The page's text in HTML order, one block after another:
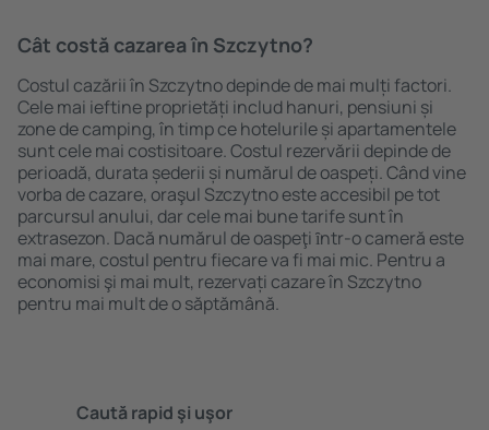
Cât costă cazarea în Szczytno?
Costul cazării în Szczytno depinde de mai mulți factori.
Cele mai ieftine proprietăți includ hanuri, pensiuni și
zone de camping, în timp ce hotelurile și apartamentele
sunt cele mai costisitoare. Costul rezervării depinde de
perioadă, durata șederii și numărul de oaspeți. Când vine
vorba de cazare, oraşul Szczytno este accesibil pe tot
parcursul anului, dar cele mai bune tarife sunt în
extrasezon. Dacă numărul de oaspeţi ȋntr-o cameră este
mai mare, costul pentru fiecare va fi mai mic. Pentru a
economisi şi mai mult, rezervați cazare în Szczytno
pentru mai mult de o săptămână.
Caută rapid şi uşor